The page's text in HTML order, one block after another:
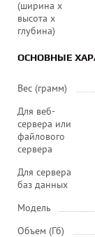
(ширина x
высота x
глубина)
ОСНОВНЫЕ
Вес (грамм)
Для веб-
сервера или
файлового
сервера
Для сервера
баз данных
Модель
Объем (Гб)